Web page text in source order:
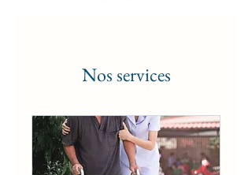
Nos services